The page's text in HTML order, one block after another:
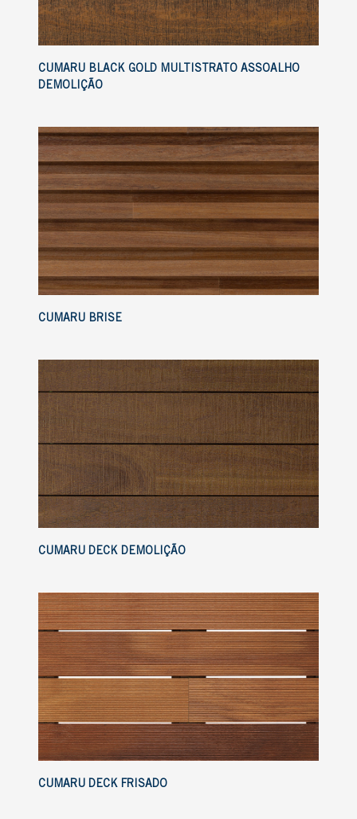
CUMARU BLACK GOLD MULTISTRATO ASSOALHO
DEMOLIÇÃO
CUMARU BRISE
CUMARU DECK DEMOLIÇÃO
CUMARU DECK FRISADO